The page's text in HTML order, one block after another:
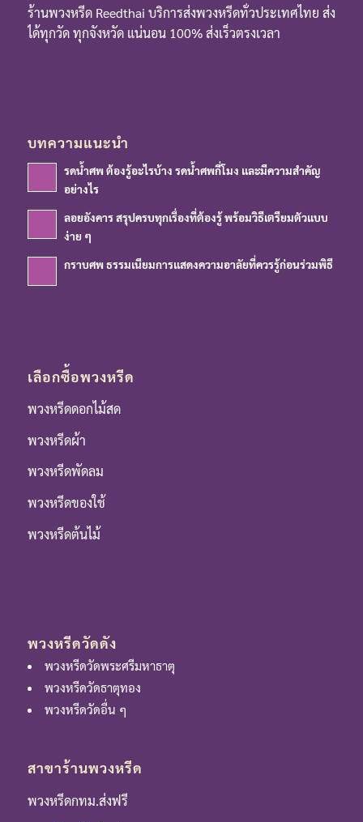
ร้านพวงหรีด Reedthai บริการส่งพวงหรีดทั่วประเทศไทย ส่ง
ได้ทุกวัด ทุกจังหวัด แน่นอน 100% ส่งเร็วตรงเวลา
บทความแนะนำ
รดน้ำศพ ต้องรู้อะไรบ้าง รดน้ำศพกี่โมง และมีความสำคัญ
อย่างไร
ลอยอังคาร สรุปครบทุกเรื่องที่ต้องรู้ พร้อมวิธีเตรียมตัวแบบ
ง่าย ๆ
กราบศพ ธรรมเนียมการแสดงความอาลัยที่ควรรู้ก่อนร่วมพิธี
เลือกซื้อพวงหรีด
พวงหรีดดอกไม้สด
พวงหรีดผ้า
พวงหรีดพัดลม
พวงหรีดของใช้
พวงหรีดต้นไม้
พวงหรีดวัดดัง
พวงหรีดวัดพระศรีมหาธาตุ
พวงหรีดวัดธาตุทอง
พวงหรีดวัดอื่น ๆ
สาขาร้านพวงหรีด
พวงหรีดกทม.ส่งฟรี